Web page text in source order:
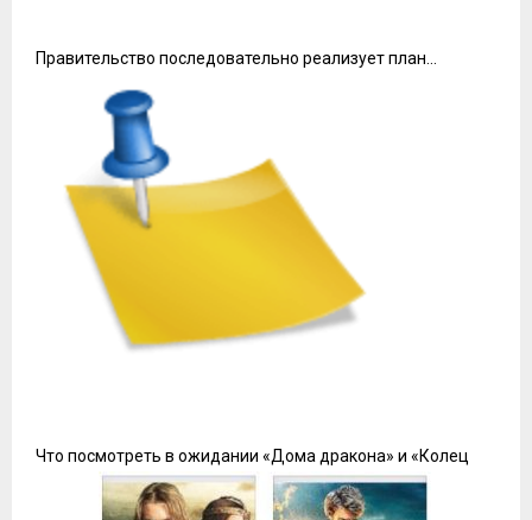
Правительство последовательно реализует план…
Что посмотреть в ожидании «Дома дракона» и «Колец